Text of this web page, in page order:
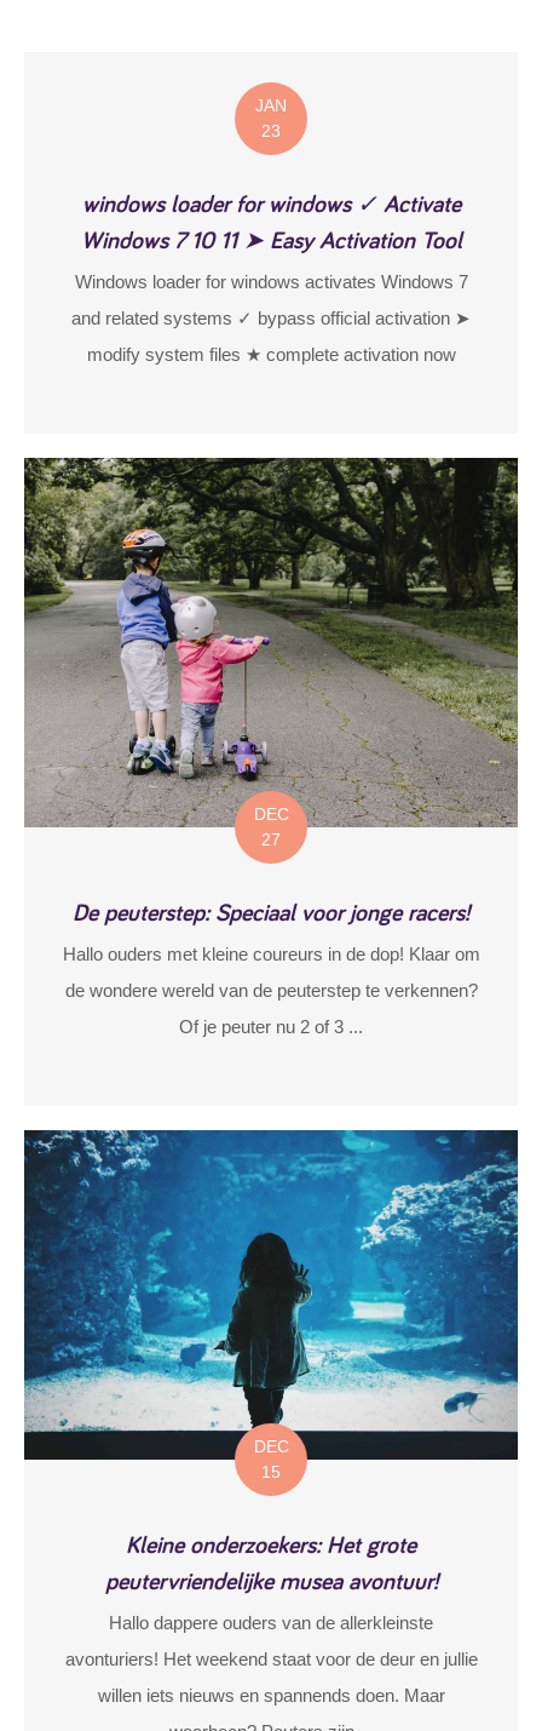
JAN
23
windows loader for windows ✓ Activate
Windows 7 10 11 ➤ Easy Activation Tool
Windows loader for windows activates Windows 7
and related systems ✓ bypass official activation ➤
modify system files ★ complete activation now
DEC
27
De peuterstep: Speciaal voor jonge racers!
Hallo ouders met kleine coureurs in de dop! Klaar om
de wondere wereld van de peuterstep te verkennen?
Of je peuter nu 2 of 3 ...
DEC
15
Kleine onderzoekers: Het grote
peutervriendelijke musea avontuur!
Hallo dappere ouders van de allerkleinste
avonturiers! Het weekend staat voor de deur en jullie
willen iets nieuws en spannends doen. Maar